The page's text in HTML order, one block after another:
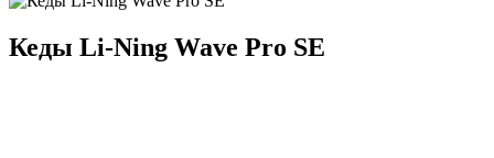
Кеды Li-Ning Wave Pro SE